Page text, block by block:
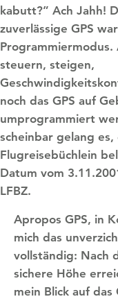
kabutt?” Ach Jahh!
zuverlässige GPS
Programmiermodus.
steuern, steigen,
noch das GPS auf
umprogrammiert
scheinbar gelang es,
Flugreisebüchlein
Datum vom
LFBZ.
Apropos GPS, in
mich das
vollständig: Nach
sichere Höhe
mein Blick auf das